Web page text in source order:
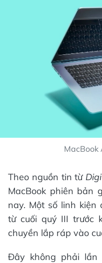
MacBook
Theo nguồn tin từ
MacBook phiên bản
nay. Một số linh
từ cuối quý III trước
chuyền lắp ráp vào
Đây không phải